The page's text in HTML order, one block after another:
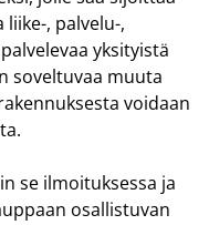
​, palvelu-​,
yk­si­tyis­tä
so­vel­tu­vaa muuta
voi­daan
se il­moi­tuk­ses­sa ja
osal­lis­tu­van